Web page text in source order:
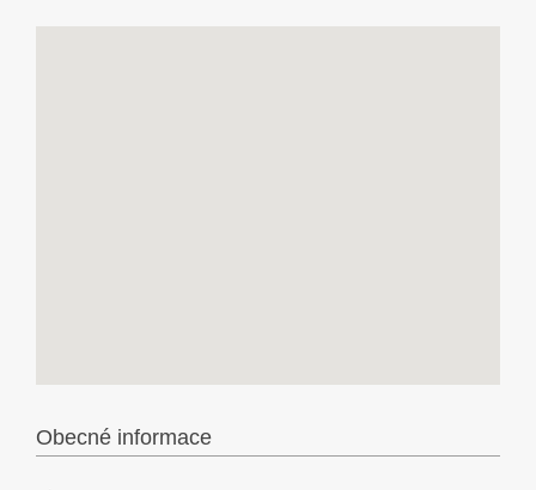
Obecné informace